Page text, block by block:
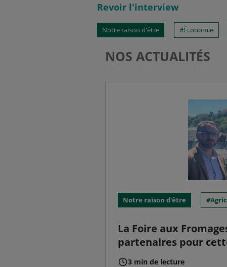
Revoir l'interview
Notre raison d'être Économie
NOS ACTUALITÉS
Notre raison d'être
La Foire aux
partenaires pour
3 min de lecture